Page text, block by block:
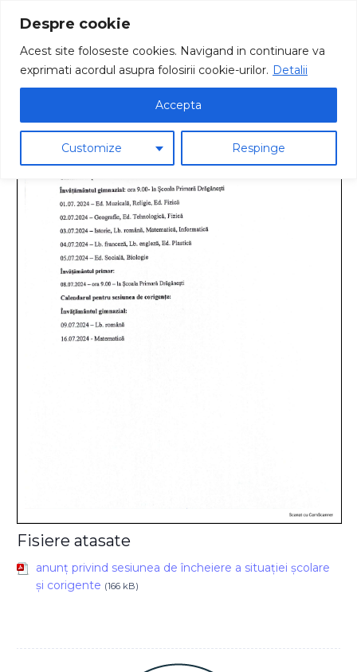
Despre cookie
Acest site foloseste cookies. Navigand in continuare va
exprimati acordul asupra folosirii cookie-urilor. Detalii
Customize Respinge
Accepta
Fisiere atasate
anunț privind sesiunea de încheiere a situației școlare
și corigente (166 kB)